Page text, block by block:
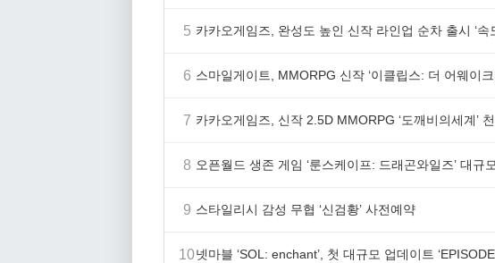
5 카카오게임즈, 완성도 높인 신작 라인업 순차 출시 ‘속
6 스마일게이트, MMORPG 신작 ‘이클립스: 더 어웨이
7 카카오게임즈, 신작 2.5D MMORPG ‘도깨비의세계’
8 오픈월드 생존 게임 ‘룬스케이프: 드래곤와일즈’ 대
9 스타일리시 감성 무협 ‘신검황’ 사전예약
10넷마블 ‘SOL: enchant’, 첫 대규모 업데이트